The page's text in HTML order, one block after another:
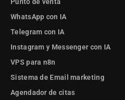
WhatsApp con IA
Telegram con IA
Instagram y Messenger con IA
VPS para n8n
Sistema de Email marketing
Agendador de citas